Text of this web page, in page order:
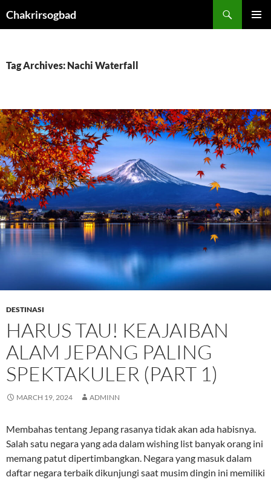
toChakrirsogbad
Tag Archives: Nachi Waterfall
DESTINASI
HARUS TAU! KEAJAIBAN
ALAM JEPANG PALING
SPEKTAKULER (PART 1)
MARCH 19, 2024 ADMINN
Membahas tentang Jepang rasanya tidak akan ada habisnya.
Salah satu negara yang ada dalam wishing list banyak orang ini
memang patut dipertimbangkan. Negara yang masuk dalam
daftar negara terbaik dikunjungi saat musim dingin ini memiliki